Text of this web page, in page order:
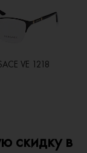
VE 1218
скидку в